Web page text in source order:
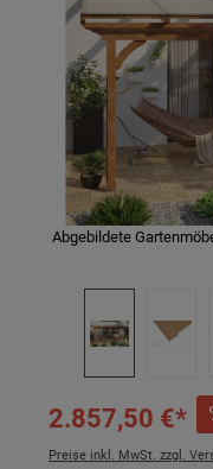
Abgebildete
2.857,50 €*
Preise inkl. MwSt. zzgl.